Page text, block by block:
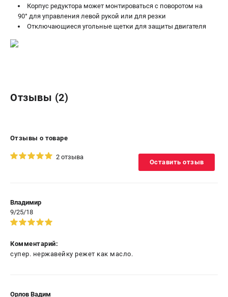
Корпус редуктора может монтироваться с поворотом на
90° для управления левой рукой или для резки
Отключающиеся угольные щетки для защиты двигателя
Отзывы (2)
Отзывы о товаре
2 отзыва
Оставить отзыв
Владимир
9/25/18
Комментарий:
супер. нержавейку режет как масло.
Орлов Вадим